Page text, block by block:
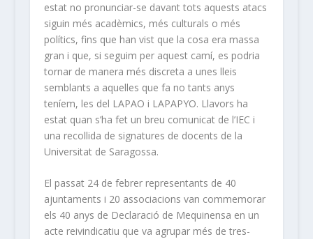
estat no pronunciar-se davant tots aquests atacs
siguin més acadèmics, més culturals o més
polítics, fins que han vist que la cosa era massa
gran i que, si seguim per aquest camí, es podria
tornar de manera més discreta a unes lleis
semblants a aquelles que fa no tants anys
teníem, les del LAPAO i LAPAPYO. Llavors ha
estat quan s’ha fet un breu comunicat de l’IEC i
una recollida de signatures de docents de la
Universitat de Saragossa.
El passat 24 de febrer representants de 40
ajuntaments i 20 associacions van commemorar
els 40 anys de Declaració de Mequinensa en un
acte reivindicatiu que va agrupar més de tres-